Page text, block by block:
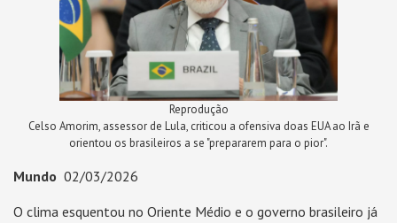
Reprodução
Celso Amorim, assessor de Lula, criticou a ofensiva doas EUA ao Irã e
orientou os brasileiros a se "prepararem para o pior".
Mundo 02/03/2026
O clima esquentou no Oriente Médio e o governo brasileiro já